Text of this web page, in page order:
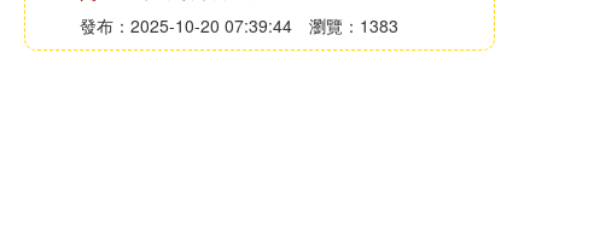
發布：2025-10-20 07:39:44 瀏覽：1383